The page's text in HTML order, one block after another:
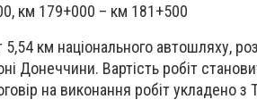
км 179+000 – км 181+500
км національного автошляху,
Донеччини. Вартість робіт
на виконання робіт укладено